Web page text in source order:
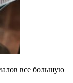
все большую